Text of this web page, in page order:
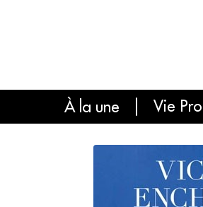
À la une Vie Pro